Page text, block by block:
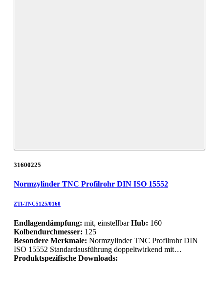
31600225
Normzylinder TNC Profilrohr DIN ISO 15552
ZTI-TNC5125/0160
Endlagendämpfung: mit, einstellbarHub: 160
Kolbendurchmesser: 125
Besondere Merkmale: Normzylinder TNC Profilrohr DIN
ISO 15552 Standardausführung doppeltwirkend mit…
Produktspezifische Downloads: